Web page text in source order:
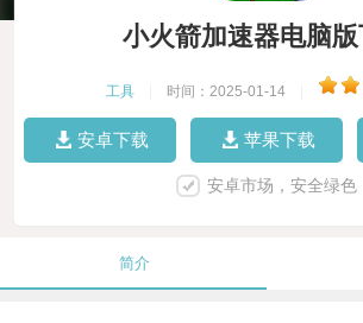
小火箭加速器电脑
工具 时间：2025-01-14
安卓下载 苹果下载
安卓市场，安全绿色
简介